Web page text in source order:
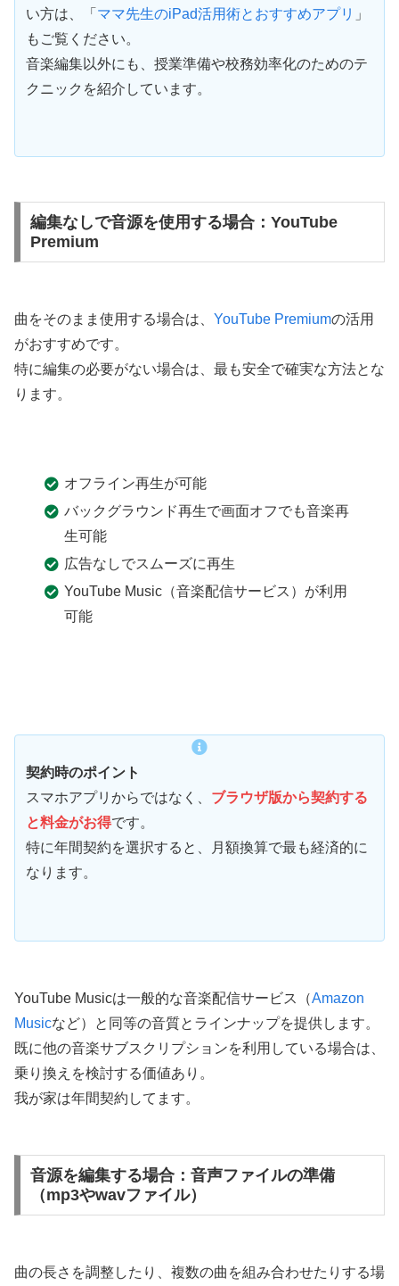
い方は、「 ママ先生のiPad活用術とおすすめアプリ 」
もご覧ください。
音楽編集以外にも、授業準備や校務効率化のためのテ
クニックを紹介しています。
編集なしで音源を使用する場合：YouTube
Premium
曲をそのまま使用する場合は、 YouTube Premiumの活用
がおすすめです。
特に編集の必要がない場合は、最も安全で確実な方法とな
ります。
オフライン再生が可能
バックグラウンド再生で画面オフでも音楽再
生可能
広告なしでスムーズに再生
YouTube Music（音楽配信サービス）が利用
可能
契約時のポイント
スマホアプリからではなく、 ブラウザ版から契約する
と料金がお得です。
特に年間契約を選択すると、月額換算で最も経済的に
なります。
YouTube Musicは一般的な音楽配信サービス（Amazon
Musicなど）と同等の音質とラインナップを提供します。
既に他の音楽サブスクリプションを利用している場合は、
乗り換えを検討する価値あり。
我が家は年間契約してます。
音源を編集する場合：音声ファイルの準備
（mp3やwavファイル）
曲の長さを調整したり、複数の曲を組み合わせたりする場